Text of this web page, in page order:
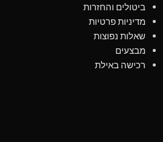
ביטולים והחזרות
מדיניות פרטיות
שאלות נפוצות
מבצעים
רכישה באילת